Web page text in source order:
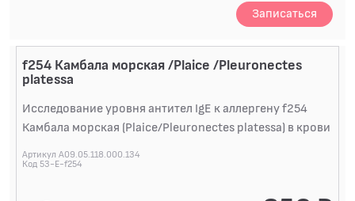
Записаться
f254 Камбала морская /Plaice /Pleuronectes
platessa
Исследование уровня антител IgE к аллергену f254
Камбала морская (Plaice/Pleuronectes platessa) в крови
Артикул A09.05.118.000.134
Код 53-E-f254